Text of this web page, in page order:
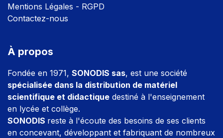
Mentions Légales - RGPD
Contactez-nous
À propos
Fondée en 1971, SONODIS sas, est une société
spécialisée dans la distribution de matériel
scientifique et didactique destiné à l'enseignement
en lycée et collège.
SONODIS reste à l'écoute des besoins de ses clients
en concevant, développant et fabriquant de nombreux